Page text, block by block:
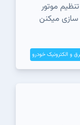
موتور
سازی میکنن
و الکترونیک خودرو